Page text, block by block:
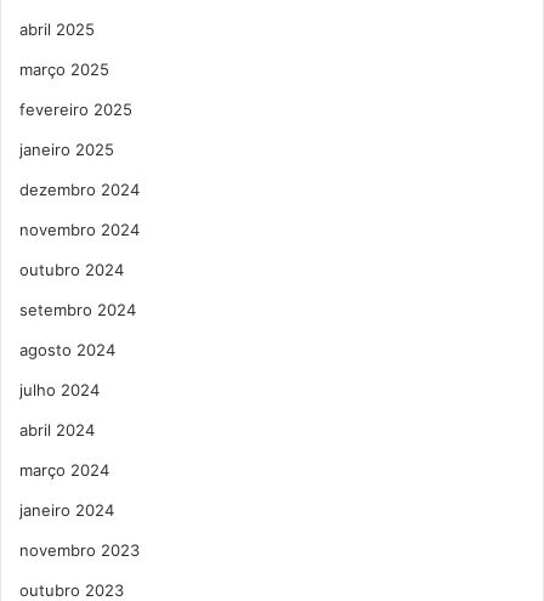
abril 2025
março 2025
fevereiro 2025
janeiro 2025
dezembro 2024
novembro 2024
outubro 2024
setembro 2024
agosto 2024
julho 2024
abril 2024
março 2024
janeiro 2024
novembro 2023
outubro 2023